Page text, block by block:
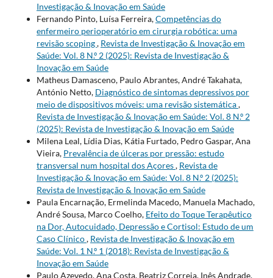
Investigação & Inovação em Saúde
Fernando Pinto, Luísa Ferreira,Competências do
enfermeiro perioperatório em cirurgia robótica: uma
revisão scoping, Revista de Investigação & Inovação em
Saúde: Vol. 8 N.º 2 (2025): Revista de Investigação &
Inovação em Saúde
Matheus Damasceno, Paulo Abrantes, André Takahata,
António Netto, Diagnóstico de sintomas depressivos por
meio de dispositivos móveis: uma revisão sistemática,
Revista de Investigação & Inovação em Saúde: Vol. 8 N.º 2
(2025): Revista de Investigação & Inovação em Saúde
Milena Leal, Lídia Dias, Kátia Furtado, Pedro Gaspar, Ana
Vieira, Prevalência de úlceras por pressão: estudo
transversal num hospital dos Açores, Revista de
Investigação & Inovação em Saúde: Vol. 8 N.º 2 (2025):
Revista de Investigação & Inovação em Saúde
Paula Encarnação, Ermelinda Macedo, Manuela Machado,
André Sousa, Marco Coelho, Efeito do Toque Terapêutico
na Dor, Autocuidado, Depressão e Cortisol: Estudo de um
Caso Clínico, Revista de Investigação & Inovação em
Saúde: Vol. 1 N.º 1 (2018): Revista de Investigação &
Inovação em Saúde
Paulo Azevedo, Ana Costa, Beatriz Correia, Inês Andrade,